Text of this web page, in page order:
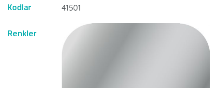
Kodlar 41501
Renkler